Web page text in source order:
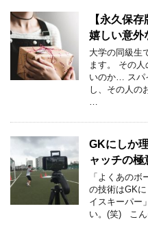
【永久保
嬉しい意外
大学の同級生
ます。 その
いのか… スパ
し、その人
…
GKにしか
ャッチの極
「よくあの
の技術はGK
イスキーパー
い。(笑) こ